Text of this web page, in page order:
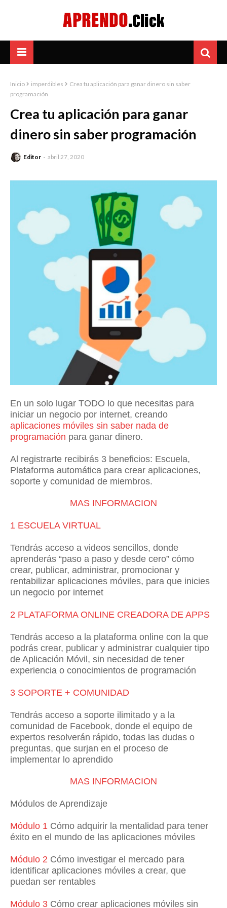
Inicio imperdibles
Crea tu aplicación para ganar dinero sin saber
programación
Crea tu aplicación para ganar
dinero sin saber programación
Editor abril 27, 2020
En un solo lugar TODO lo que necesitas para
iniciar un negocio por internet, creando
aplicaciones móviles sin saber nada de
programación para ganar dinero.
Al registrarte recibirás 3 beneficios: Escuela,
Plataforma automática para crear aplicaciones,
soporte y comunidad de miembros.
MAS INFORMACION
1 ESCUELA VIRTUAL
Tendrás acceso a videos sencillos, donde
aprenderás “paso a paso y desde cero” cómo
crear, publicar, administrar, promocionar y
rentabilizar aplicaciones móviles, para que inicies
un negocio por internet
2 PLATAFORMA ONLINE CREADORA DE APPS
Tendrás acceso a la plataforma online con la que
podrás crear, publicar y administrar cualquier tipo
de Aplicación Móvil, sin necesidad de tener
experiencia o conocimientos de programación
3 SOPORTE + COMUNIDAD
Tendrás acceso a soporte ilimitado y a la
comunidad de Facebook, donde el equipo de
expertos resolverán rápido, todas las dudas o
preguntas, que surjan en el proceso de
implementar lo aprendido
MAS INFORMACION
Módulos de Aprendizaje
Módulo 1 Cómo adquirir la mentalidad para tener
éxito en el mundo de las aplicaciones móviles
Módulo 2 Cómo investigar el mercado para
identificar aplicaciones móviles a crear, que
puedan ser rentables
Módulo 3 Cómo crear aplicaciones móviles sin